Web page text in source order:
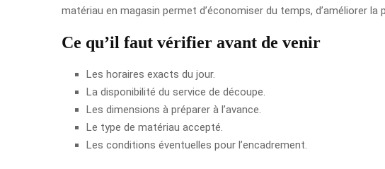
matériau en magasin permet d’économiser du temps, d’améliorer
Ce qu’il faut vérifier avant de venir
Les horaires exacts du jour.
La disponibilité du service de découpe.
Les dimensions à préparer à l’avance.
Le type de matériau accepté.
Les conditions éventuelles pour l’encadrement.